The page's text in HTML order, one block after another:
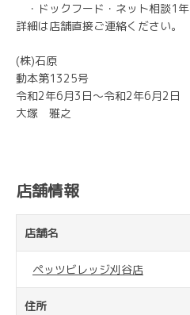
・ドックフード・ネット相談1
詳細は店舗直接ご連絡ください。
(株)石原
動本第1325号
令和2年6月3日～令和2年6月2日
大塚 雅之
店舗情報
店舗名
ペッツビレッジ刈谷店
住所